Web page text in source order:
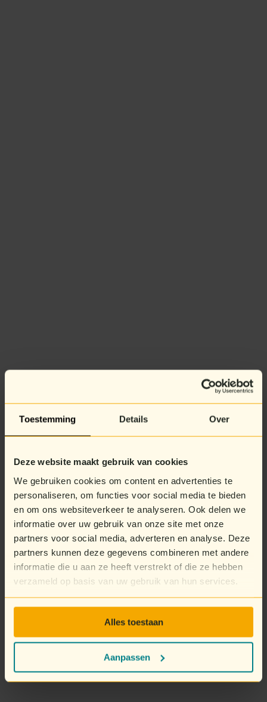
Toestemming Details Over
Deze website maakt gebruik van cookies
We gebruiken cookies om content en advertenties te
personaliseren, om functies voor social media te bieden
en om ons websiteverkeer te analyseren. Ook delen we
informatie over uw gebruik van onze site met onze
partners voor social media, adverteren en analyse. Deze
partners kunnen deze gegevens combineren met andere
informatie die u aan ze heeft verstrekt of die ze hebben
verzameld op basis van uw gebruik van hun services.
Alles toestaan
Aanpassen